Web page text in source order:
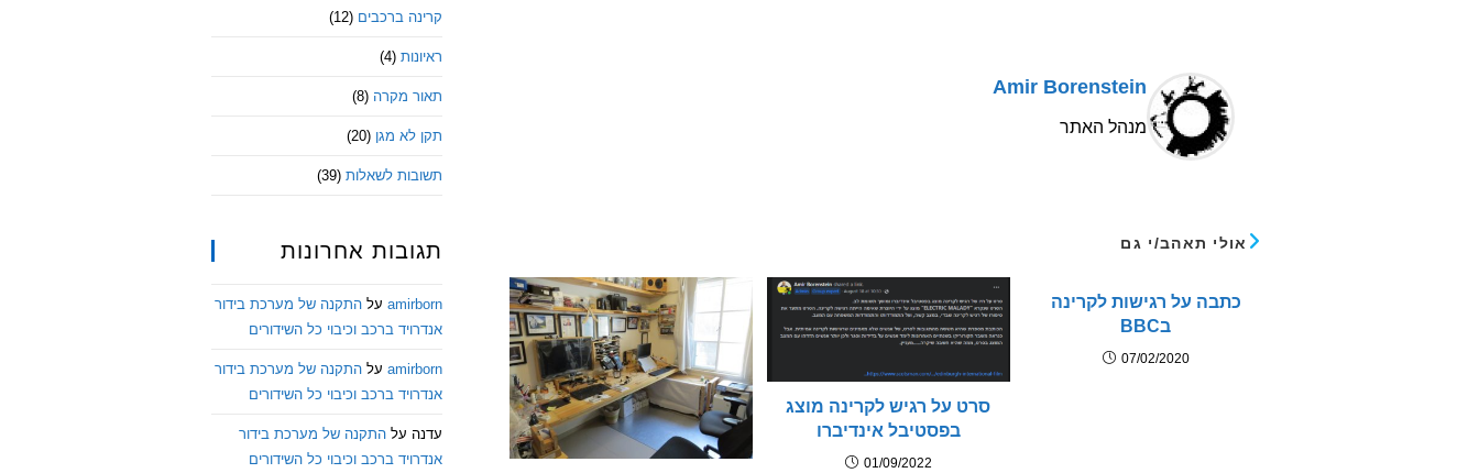
Amir Borenstein
מנהל האתר
אולי תאהב/י גם
סרט על רגיש לקרינה מוצג
בפסטיבל אינדיברו
01/09/2022
כתבה על רגישות לקרינה
בBBC
07/02/2020
קרינה ברכבים (12)
ראיונות (4)
תאור מקרה (8)
תקן לא מגן (20)
תשובות לשאלות (39)
תגובות אחרונות
amirborn על התקנה של מערכת בידור
אנדרויד ברכב וכיבוי כל השידורים
amirborn על התקנה של מערכת בידור
אנדרויד ברכב וכיבוי כל השידורים
עדנה על התקנה של מערכת בידור
אנדרויד ברכב וכיבוי כל השידורים